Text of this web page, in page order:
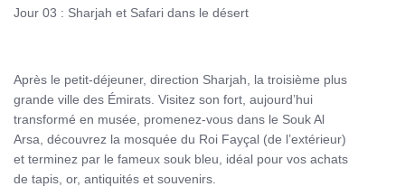
Jour 03 : Sharjah et Safari dans le désert
Après le petit-déjeuner, direction Sharjah, la troisième plus
grande ville des Émirats. Visitez son fort, aujourd’hui
transformé en musée, promenez-vous dans le Souk Al
Arsa, découvrez la mosquée du Roi Fayçal (de l’extérieur)
et terminez par le fameux souk bleu, idéal pour vos achats
de tapis, or, antiquités et souvenirs.